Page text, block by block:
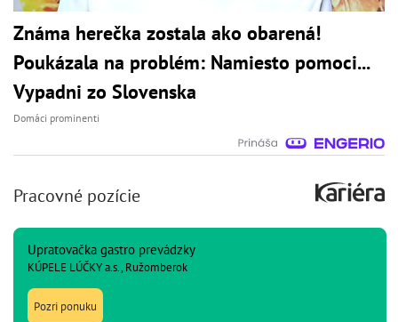
Známa herečka zostala ako obarená!
Poukázala na problém: Namiesto pomoci...
Vypadni zo Slovenska
Domáci prominenti
Pracovné pozície
Upratovačka gastro prevádzky
KÚPELE LÚČKY a.s., Ružomberok
Pozri ponuku